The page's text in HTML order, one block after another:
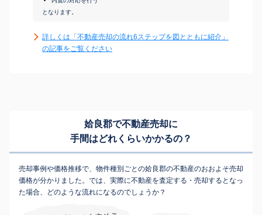
となります。
詳しくは「不動産売却の流れ6ステップを図とともに紹介」
の記事をご覧ください
姶良郡で不動産売却に
手間はどれくらいかかるの？
売却事例や価格推移で、物件種別ごとの姶良郡の不動産のおおよそ売却
価格が分かりました。では、実際に不動産を査定する・売却するとなっ
た場合、どのような流れになるのでしょうか？